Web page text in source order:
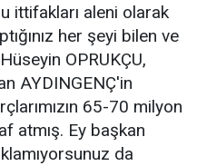
ittifakları aleni olarak
her şeyi bilen ve
OPRUKÇU,
AYDINGENÇ'in
65-70 milyon
atmış. Ey başkan
da